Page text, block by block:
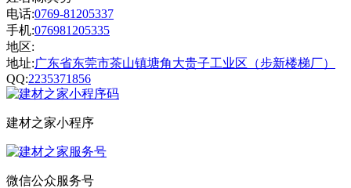
电话:0769-81205337
手机:076981205335
地区:
地址:广东省东莞市茶山镇塘角大贵子工业区（步新楼梯厂）
QQ:2235371856
建材之家小程序
微信公众服务号